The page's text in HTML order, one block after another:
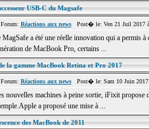
USB-C du Magsafe
Forum: Réactions aux newsPost� le: Ven 21 Juil 2017
MagSafe a été une réelle innovation qui a permis
de MacBook Pro, certains ...
la gamme MacBook Retina et Pro 2017
Forum: Réactions aux newsPost� le: Sam 10 Juin
nouvelles machines à peine sortie, iFixit propose
a proposé une mise à ...
des MacBook de 2011